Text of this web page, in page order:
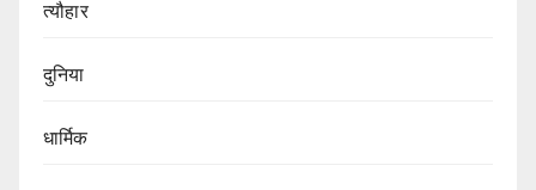
त्यौहार
दुनिया
धार्मिक